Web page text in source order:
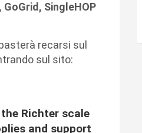
SingleHOP
recarsi sul
sul sito:
Richter scale
and support